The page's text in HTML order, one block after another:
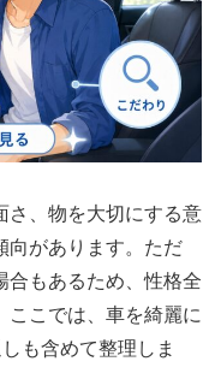
さ、物を大切にする意
向があります。ただ
合もあるため、性格全
ここでは、車を綺麗に
も含めて整理しま